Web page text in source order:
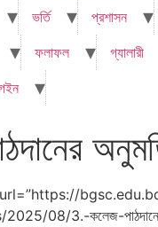
ভর্তি
প্রশাসন
ফলাফল গ্যালারী
08/3.-কলেজ-